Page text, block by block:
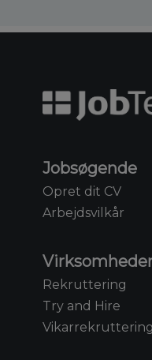
Jobsøgende
Opret dit CV
Arbejdsvilkår
Rekruttering
Try and Hire
Vikarrekruttering